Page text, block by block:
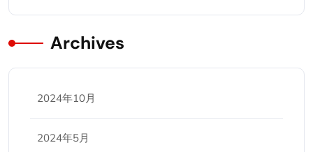
Archives
2024年10月
2024年5月